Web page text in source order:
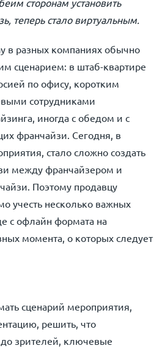
сторонам установить
теперь стало виртуальным.
в разных компаниях обычно
сценарием: в штаб-квартире
по офису, коротким
сотрудниками
иногда с обедом и с
франчайзи. Сегодня, в
стало сложно создать
между франчайзером и
Поэтому продавцу
учесть несколько важных
с офлайн формата на
момента, о которых следует
сценарий мероприятия,
решить, что
зрителей, ключевые